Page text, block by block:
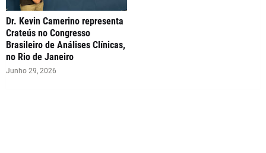
Dr. Kevin Camerino representa
Crateús no Congresso
Brasileiro de Análises Clínicas,
no Rio de Janeiro
Junho 29, 2026